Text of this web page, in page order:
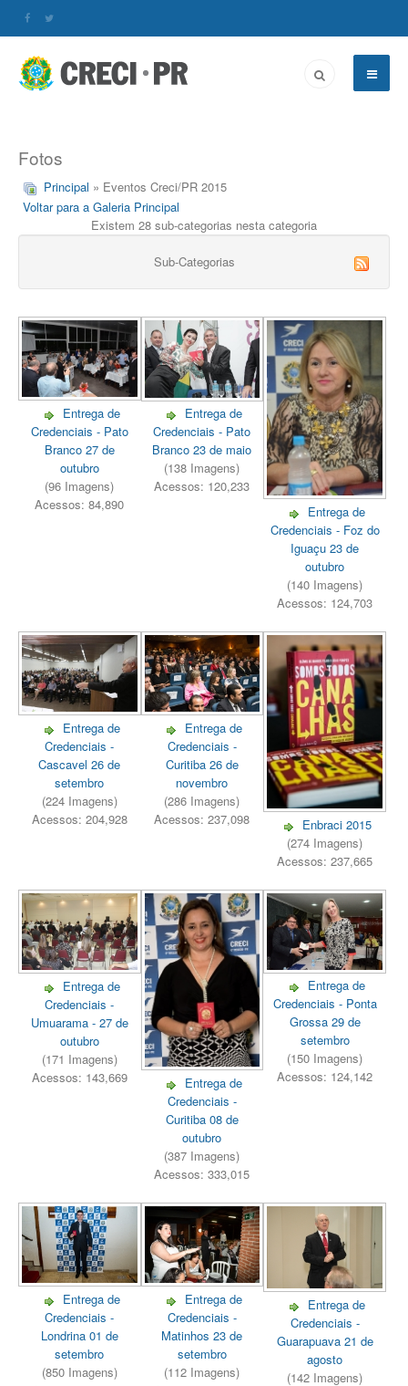
Fotos
Principal » Eventos Creci/PR 2015
Voltar para a Galeria Principal
Existem 28 sub-categorias nesta categoria
Sub-Categorias
Entrega de
Credenciais - Pato
Branco 27 de
outubro
(96 Imagens)
Acessos: 84,890
Entrega de
Credenciais - Pato
Branco 23 de maio
(138 Imagens)
Acessos: 120,233
Entrega de
Credenciais - Foz do
Iguaçu 23 de
outubro
(140 Imagens)
Acessos: 124,703
Entrega de
Credenciais -
Cascavel 26 de
setembro
(224 Imagens)
Acessos: 204,928
Entrega de
Credenciais -
Curitiba 26 de
novembro
(286 Imagens)
Acessos: 237,098
Enbraci 2015
(274 Imagens)
Acessos: 237,665
Entrega de
Credenciais -
Umuarama - 27 de
outubro
(171 Imagens)
Acessos: 143,669
Entrega de
Credenciais -
Curitiba 08 de
outubro
(387 Imagens)
Acessos: 333,015
Entrega de
Credenciais - Ponta
Grossa 29 de
setembro
(150 Imagens)
Acessos: 124,142
Entrega de
Credenciais -
Londrina 01 de
setembro
(850 Imagens)
Entrega de
Credenciais -
Matinhos 23 de
setembro
(112 Imagens)
Entrega de
Credenciais -
Guarapuava 21 de
agosto
(142 Imagens)